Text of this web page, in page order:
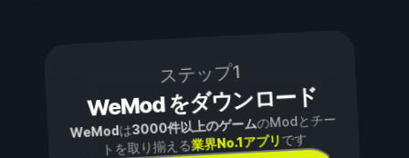
ステップ1
WeMod をダウンロード
WeModは3000件以上のゲームのModとチー
トを取り揃える業界No.1アプリです